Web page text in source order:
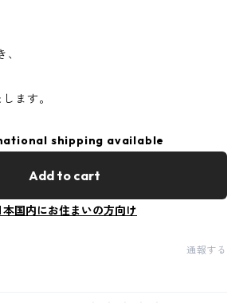
ます。
shipping available
Add to cart
本国内にお住まいの方向け
通報する